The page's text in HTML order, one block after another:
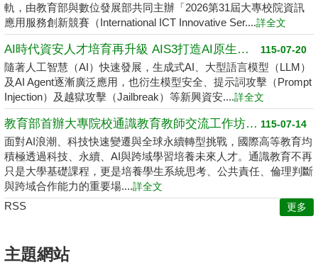
軌，由教育部與數位發展部共同主辦「2026第31屆大專校院資訊
應用服務創新競賽（International ICT Innovative Ser....詳全文
115-07-20
AI時代資安人才培育再升級 AIS3打造AI原生資安學習環境
隨著人工智慧（AI）快速發展，生成式AI、大型語言模型（LLM）
及AI Agent逐漸廣泛應用，也衍生模型安全、提示詞攻擊（Prompt
Injection）及越獄攻擊（Jailbreak）等新興資安....詳全文
115-07-14
教育部首辦大專院校通識教育教師交流工作坊 邁向2050共創未來永續大學
面對AI浪潮、科技快速變遷與全球永續轉型挑戰，國際高等教育均
積極透過科技、永續、AI與跨域學習培養未來人才。通識教育不再
只是大學基礎課程，更是培養學生系統思考、公共責任、倫理判斷
與跨域合作能力的重要場....詳全文
RSS 更多
主題網站